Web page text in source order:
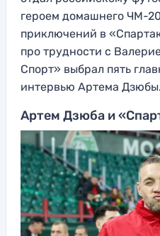
героем домашнего ЧМ-
приключений в
про трудности с
Спорт» выбрал пять
интервью Артема Дзюбы.
Артем Дзюба и